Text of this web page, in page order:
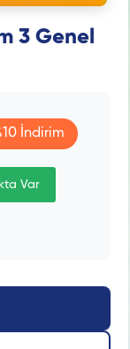
3 Genel
İndirim
Var